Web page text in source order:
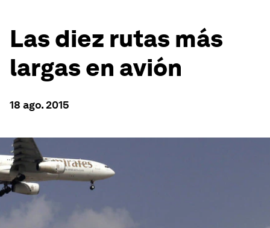
Las diez rutas más
largas en avión
18 ago. 2015